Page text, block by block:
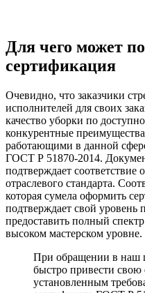
Для чего может
сертификация
Очевидно, что заказчики
исполнителей для своих
качество уборки по
конкурентные
работающими в данной
ГОСТ Р 51870-2014.
подтверждает соответствие
отраслевого стандарта.
которая сумела оформить
подтверждает свой уровень
предоставить полный
высоком мастерском уровне.
При обращении в наш
быстро привести свою
установленным